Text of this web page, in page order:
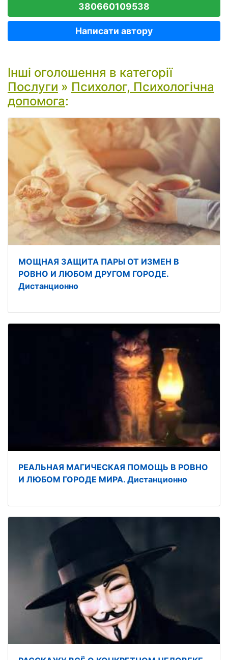
380660109538
Написати автору
Інші оголошення в категорії
Послуги » Психолог, Психологічна
допомога:
МОЩНАЯ ЗАЩИТА ПАРЫ ОТ ИЗМЕН В
РОВНО И ЛЮБОМ ДРУГОМ ГОРОДЕ.
Дистанционно
РЕАЛЬНАЯ МАГИЧЕСКАЯ ПОМОЩЬ В РОВНО
И ЛЮБОМ ГОРОДЕ МИРА. Дистанционно